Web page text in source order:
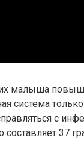
малыша
система только
с
37